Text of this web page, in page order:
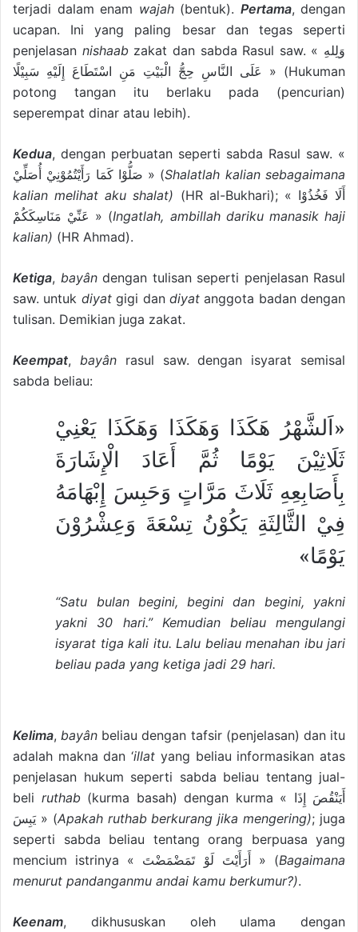
terjadi dalam enam wajah(bentuk). Pertama, dengan
ucapan. Ini yang paling besar dan tegas seperti
penjelasan nishaabzakat dan sabda Rasul saw. « وَلِلهِ
عَلَى النَّاسِ حِجُّ الْبَيْتِ مَنِ اسْتَطَاعَ إِلَيْهِ سَبِيْلًا » (Hukuman
potong tangan itu berlaku pada (pencurian)
seperempat dinar atau lebih).
Kedua, dengan perbuatan seperti sabda Rasul saw. «
صَلُّوْا كَمَا رَأَيْتُمُوْنِيْ أُصَلِّيْ » (Shalatlah kalian sebagaimana
kalian melihat aku shalat) (HR al-Bukhari); « أَلَا فَخُذُوْا
عَنِّيْ مَنَاسِكَكُمْ » (Ingatlah, ambillah dariku manasik haji
kalian) (HR Ahmad).
Ketiga, bayândengan tulisan seperti penjelasan Rasul
saw. untuk diyatgigi dan diyatanggota badan dengan
tulisan. Demikian juga zakat.
Keempat, bayânrasul saw. dengan isyarat semisal
sabda beliau:
«اَلشَّهْرُ هَكَذَا وَهَكَذَا وَهَكَذَا يَعْنِيْ
ثَلَاثِيْنَ يَوْمًا ثُمَّ أَعَادَ الْإِشَارَةَ
بِأَصَابِعِهِ ثَلَاثَ مَرَّاتٍ وَحَبِسَ إِبْهَامَهُ
فِيْ الثَّالِثَةِ يَكُوْنُ تِسْعَةَ وَعِشْرُوْنَ
يَوْمًا»
“Satu bulan begini, begini dan begini, yakni
yakni 30 hari.” Kemudian beliau mengulangi
isyarat tiga kali itu. Lalu beliau menahan ibu jari
beliau pada yang ketiga jadi 29 hari.
Kelima,bayân beliau dengan tafsir (penjelasan) dan itu
adalah makna dan ‘illat yang beliau informasikan atas
penjelasan hukum seperti sabda beliau tentang jual-
beli ruthab(kurma basah) dengan kurma « أَيَنْقُصَ إِذَا
يَبِسَ » (Apakah ruthab berkurang jika mengering); juga
seperti sabda beliau tentang orang berpuasa yang
mencium istrinya « أَرَأَيْتَ لَوْ تَمَضْمَضْتَ » (Bagaimana
menurut pandanganmu andai kamu berkumur?).
Keenam, dikhususkan oleh ulama dengan